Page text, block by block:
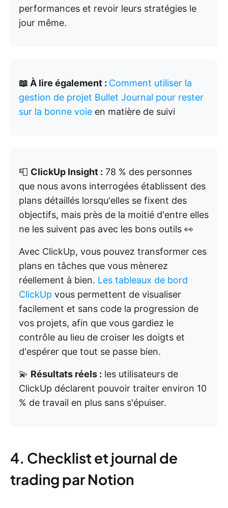
performances et revoir leurs stratégies le
jour même.
📖 À lire également : Comment utiliser la
gestion de projet Bullet Journal pour rester
sur la bonne voie en matière de suivi
📮 ClickUp Insight : 78 % des personnes
que nous avons interrogées établissent des
plans détaillés lorsqu'elles se fixent des
objectifs, mais près de la moitié d'entre elles
ne les suivent pas avec les bons outils 👀
Avec ClickUp, vous pouvez transformer ces
plans en tâches que vous mènerez
réellement à bien. Les tableaux de bord
ClickUp vous permettent de visualiser
facilement et sans code la progression de
vos projets, afin que vous gardiez le
contrôle au lieu de croiser les doigts et
d'espérer que tout se passe bien.
💫 Résultats réels : les utilisateurs de
ClickUp déclarent pouvoir traiter environ 10
% de travail en plus sans s'épuiser.
4. Checklist et journal de
trading par Notion